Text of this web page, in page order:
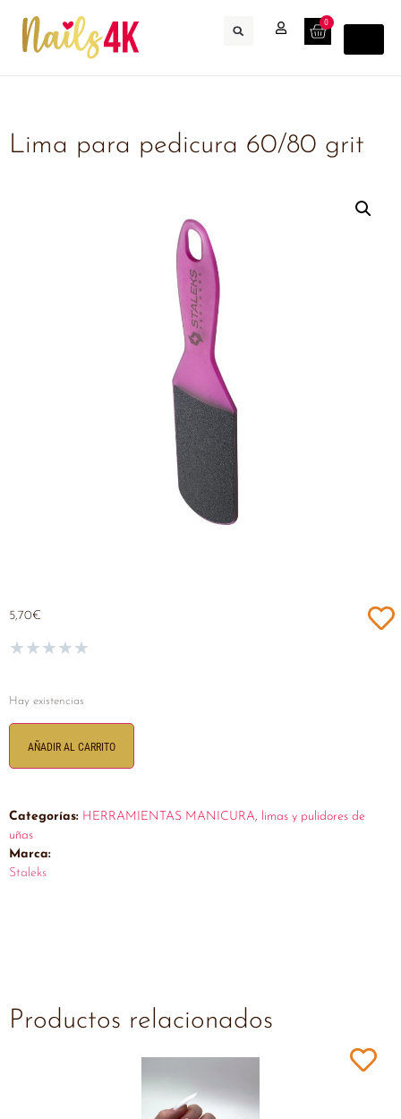
0
Lima para pedicura 60/80 grit
5,70€
★★★★★
Hay existencias
AÑADIR AL CARRITO
Categorías: HERRAMIENTAS MANICURA, limas y pulidores de
uñas
Marca:
Staleks
Productos relacionados